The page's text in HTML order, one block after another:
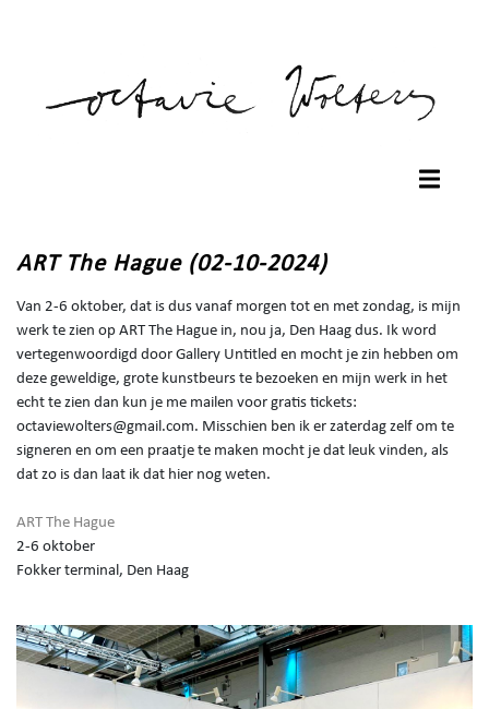
ART The Hague (02-10-2024)
Van 2-6 oktober, dat is dus vanaf morgen tot en met zondag, is mijn
werk te zien op ART The Hague in, nou ja, Den Haag dus. Ik word
vertegenwoordigd door Gallery Untitled en mocht je zin hebben om
deze geweldige, grote kunstbeurs te bezoeken en mijn werk in het
echt te zien dan kun je me mailen voor gratis tickets:
octaviewolters@gmail.com. Misschien ben ik er zaterdag zelf om te
signeren en om een praatje te maken mocht je dat leuk vinden, als
dat zo is dan laat ik dat hier nog weten.
ART The Hague
2-6 oktober
Fokker terminal, Den Haag